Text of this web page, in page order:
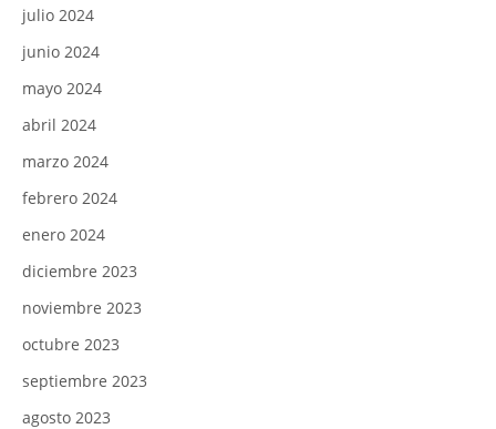
julio 2024
junio 2024
mayo 2024
abril 2024
marzo 2024
febrero 2024
enero 2024
diciembre 2023
noviembre 2023
octubre 2023
septiembre 2023
agosto 2023